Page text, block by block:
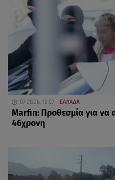
07.08.26, 12:07 ΕΛΛΑΔΑ
Marfin: Προθεσμία για να
46χρονη